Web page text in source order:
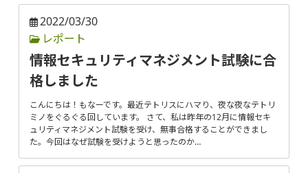
2022/03/30
レポート
情報セキュリティマネジメント試験に合
格しました
こんにちは！もなーです。最近テトリスにハマり、夜な夜なテトリ
ミノをぐるぐる回しています。 さて、私は昨年の12月に情報セキ
ュリティマネジメント試験を受け、無事合格することができまし
た。今回はなぜ試験を受けようと思ったのか…